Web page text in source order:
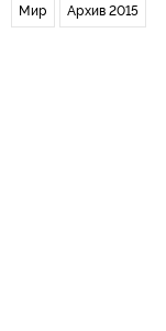
Мир Архив 2015